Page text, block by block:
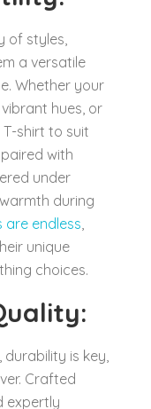
of styles,
a versatile
Whether your
hues, or
T-shirt to suit
with
under
during
are endless,
unique
choices.
durability is key,
Crafted
expertly